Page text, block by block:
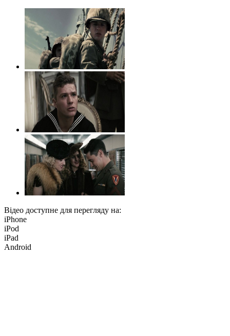
Відео доступне для перегляду на:
iPhone
iPod
iPad
Android